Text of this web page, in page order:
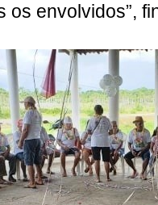
os envolvidos”,